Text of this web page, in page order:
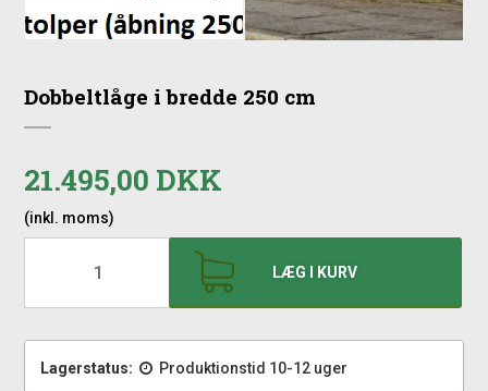
Dobbeltlåge i bredde 250 cm
21.495,00 DKK
(inkl. moms)
LÆG I KURV
Lagerstatus: Produktionstid 10-12 uger